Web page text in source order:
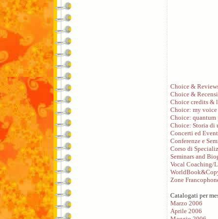
Choice &
Choice &
Choice credits &
Choice: my
Choice: quantum
Choice: Storia di
Concerti ed
Conferenze e
Corso di
Seminars and
Vocal Coaching/
Zone
Catalogati per
Marzo 2006
Aprile 2006